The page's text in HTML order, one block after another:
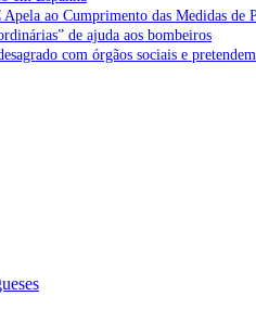
ao Cumprimento das Medidas de
de ajuda aos bombeiros
com órgãos sociais e